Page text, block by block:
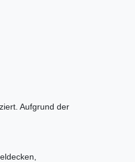
Aufgrund der